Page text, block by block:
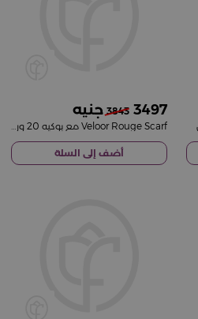
3497
3843
Veloor Rouge Scarf مع بوكيه 20 وردة حمراء
أضف إلى السلة